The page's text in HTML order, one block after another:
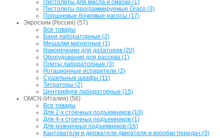
Пистолеты для масла и смазки (1)
Пистолеты программируемые Graco (3)
Поршневые бочковые насосы (17)
Экросхим (Россия) (57)
Все товары
Бани лабораторные (2)
Мешалки магнитные (1)
Наконечники для дозаторов (20)
Оборудование для рассева (1)
Плиты лабораторные (3)
Ротационные испарители (2)
Сушильные шкафы (11)
Титраторы (2)
Центрифуги лабораторные (15)
OMCN (Италия) (56)
Все товары
Для 2-х стоечных подъемников (10)
Для 4-х стоечных подъемников (1)
Для ножничных подъемников (16)
Кантователи и держатели двигателя и коробки передач (3)